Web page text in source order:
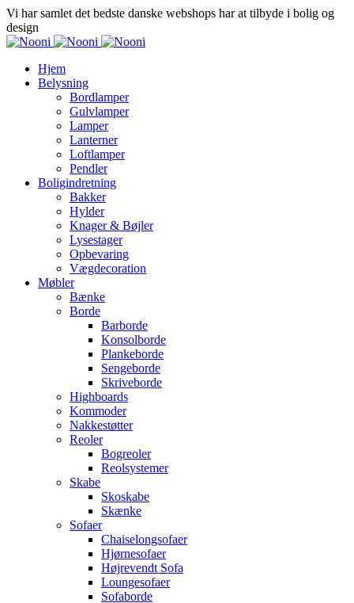
Vi har samlet det bedste danske webshops har at tilbyde i bolig og
design
Hjem
Belysning
Bordlamper
Gulvlamper
Lamper
Lanterner
Loftlamper
Pendler
Boligindretning
Bakker
Hylder
Knager & Bøjler
Lysestager
Opbevaring
Vægdecoration
Møbler
Bænke
Borde
Barborde
Konsolborde
Plankeborde
Sengeborde
Skriveborde
Highboards
Kommoder
Nakkestøtter
Reoler
Bogreoler
Reolsystemer
Skabe
Skoskabe
Skænke
Sofaer
Chaiselongsofaer
Hjørnesofaer
Højrevendt Sofa
Loungesofaer
Sofaborde